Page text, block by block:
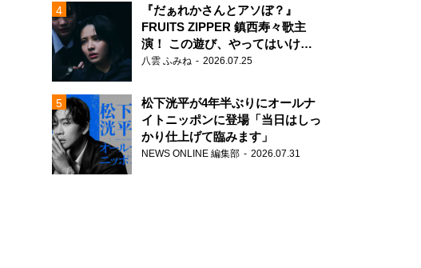
『だぁれかさんとアソぼ？』
FRUITS ZIPPER 鎮西寿々歌主
演！ この遊び、やってはいけま
せん。
八雲 ふみね 2026.07.25
松下洸平が4年半ぶりにオールナ
イトニッポンに登場「当日はしっ
かり仕上げて臨みます」
NEWS ONLINE 編集部 2026.07.31